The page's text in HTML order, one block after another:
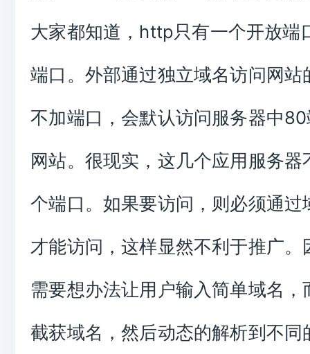
大家都知道，http只有一个开放端
端口。外部通过独立域名访问网站
不加端口，会默认访问服务器中
网站。很现实，这几个应用服务器
个端口。如果要访问，则必须通过
才能访问，这样显然不利于推广。
需要想办法让用户输入简单域名，
截获域名，然后动态的解析到不同